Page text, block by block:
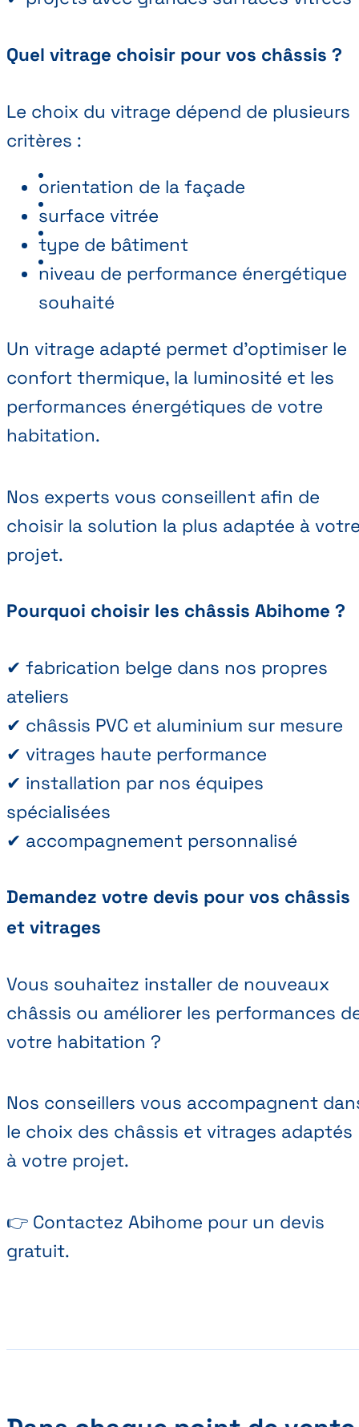
Quel vitrage choisir pour vos châssis ?
Le choix du vitrage dépend de plusieurs
critères :
orientation de la façade
surface vitrée
type de bâtiment
niveau de performance énergétique
souhaité
Un vitrage adapté permet d’optimiser le
confort thermique, la luminosité et les
performances énergétiques de votre
habitation.
Nos experts vous conseillent afin de
choisir la solution la plus adaptée à
projet.
Pourquoi choisir les châssis Abihome ?
✔ fabrication belge dans nos propres
ateliers
✔ châssis PVC et aluminium sur mesure
✔ vitrages haute performance
✔ installation par nos équipes
spécialisées
✔ accompagnement personnalisé
Demandez votre devis pour vos châssis
et vitrages
Vous souhaitez installer de nouveaux
châssis ou améliorer les performances
votre habitation ?
Nos conseillers vous accompagnent
le choix des châssis et vitrages adaptés
à votre projet.
👉 Contactez Abihome pour un devis
gratuit.